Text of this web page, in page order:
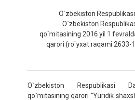
O`zbekiston
O`zbekiston
qo`mitasining 2016 yil 1
qarori (ro`yxat raqami 2633-
O`zbekiston Respublikasi
qo`mitasining qarori "Yuridik